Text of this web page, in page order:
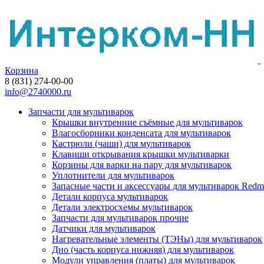
Корзина
8 (831) 274-00-00
info@2740000.ru
Запчасти для мультиварок
Крышки внутренние съёмные для мультиварок
Влагосборники конденсата для мультиварок
Кастрюли (чаши) для мультиварок
Клавиши открывания крышки мультиварки
Корзины для варки на пару для мультиварок
Уплотнители для мультиварок
Запасные части и аксессуары для мультиварок
Детали корпуса мультиварок
Детали электросхемы мультиварок
Запчасти для мультиварок прочие
Датчики для мультиварок
Нагревательные элементы (ТЭНы) для мультиварок
Дно (часть корпуса нижняя) для мультиварок
Модули управления (платы) для мультиварок